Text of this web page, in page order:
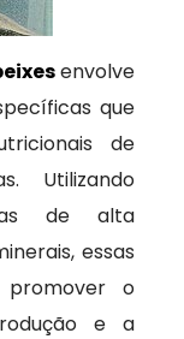
envolve
que
de
Utilizando
de alta
essas
o
e a